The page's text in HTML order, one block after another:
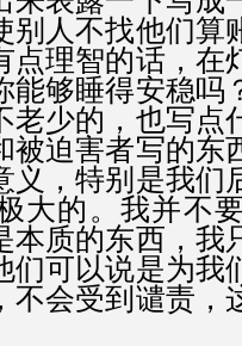
别人不找他们算
点理智的话，在
能够睡得安稳吗
老少的，也写点
被迫害者写的东
义，特别是我们
大的。我并不
本质的东西，我
们可以说是为我
不会受到谴责，